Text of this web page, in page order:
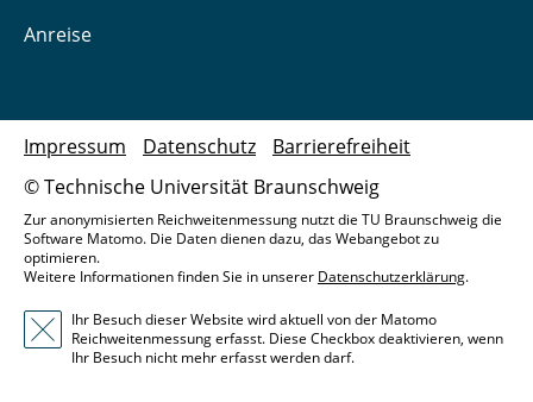
Anreise
© Technische Universität Braunschweig
Impressum Datenschutz Barrierefreiheit
Zur anonymisierten Reichweitenmessung nutzt die TU Braunschweig die
Software Matomo. Die Daten dienen dazu, das Webangebot zu
optimieren.
Weitere Informationen finden Sie in unserer Datenschutzerklärung.
Ihr Besuch dieser Website wird aktuell von der Matomo
Reichweitenmessung erfasst. Diese Checkbox deaktivieren, wenn
Ihr Besuch nicht mehr erfasst werden darf.